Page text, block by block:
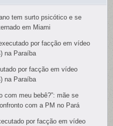
tem surto psicótico e se
em Miami
por facção em vídeo
na Paraíba
por facção em vídeo
na Paraíba
com meu bebê?”: mãe se
com a PM no Pará
por facção em vídeo